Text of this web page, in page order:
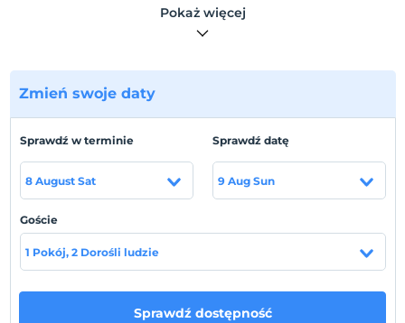
Yemyeşil çam ve palmiye ağaçları arasında bulunan
otelin açık bir havuzu, 6 yaş altı çocuk havuzu ve su
restoranda yemeklerinizi yiyebilirsiniz. Odanızda bulunan
merkezi klima/ split klima ile oda sıcaklığınız
ayarlanabilir. Konaklamanız boyunca
faydalanabileceğiniz TV, kablosuz internet, telefon ve oda
kasası standart odalarda mevcuttur.
Lokalizacja
Antalya Havaalanı'na 50 km., Antalya Merkezine 40 km.,
Kemer Merkez'ine 5 km. mesafededir.
Plaża
Pokaż więcej
Zmień swoje daty
Sprawdź w terminie
8 August Sat
Sprawdź datę
9 Aug Sun
Goście
1 Pokój, 2 Dorośli ludzie
Sprawdź dostępność